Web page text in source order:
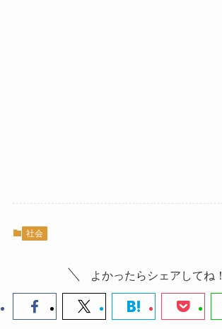
社会
よかったらシェアしてね！